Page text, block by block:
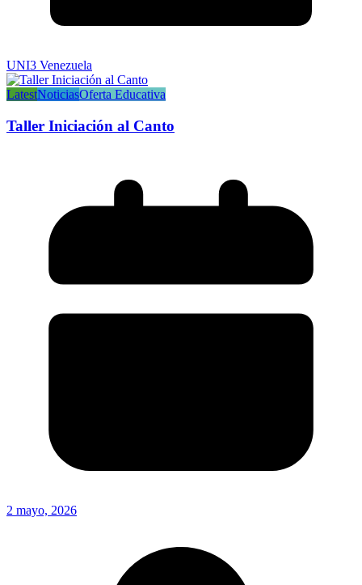
UNI3 Venezuela
LatestNoticiasOferta Educativa
Taller Iniciación al Canto
2 mayo, 2026